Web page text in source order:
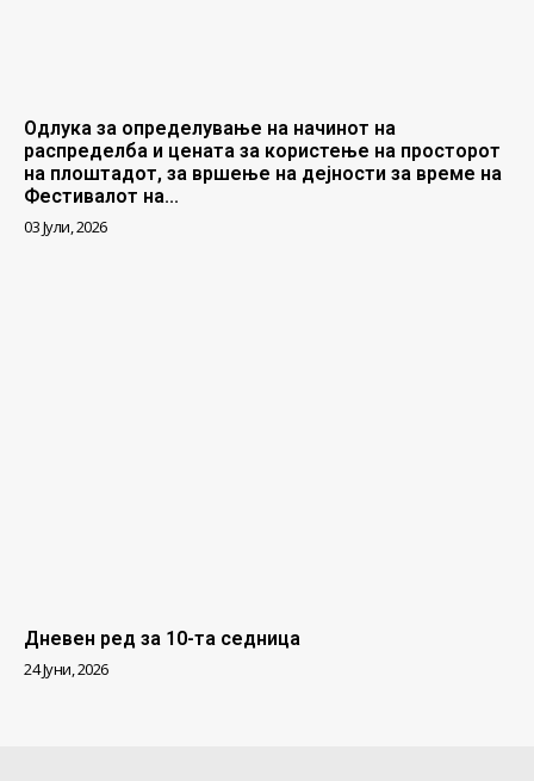
Одлука за определување на начинот на
распределба и цената за користење на просторот
на плоштадот, за вршење на дејности за време на
Фестивалот на...
03 Јули, 2026
Дневен ред за 10-та седница
24 Јуни, 2026